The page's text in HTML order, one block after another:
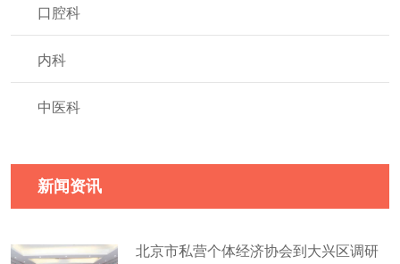
口腔科
内科
中医科
新闻资讯
北京市私营个体经济协会到大兴区调研